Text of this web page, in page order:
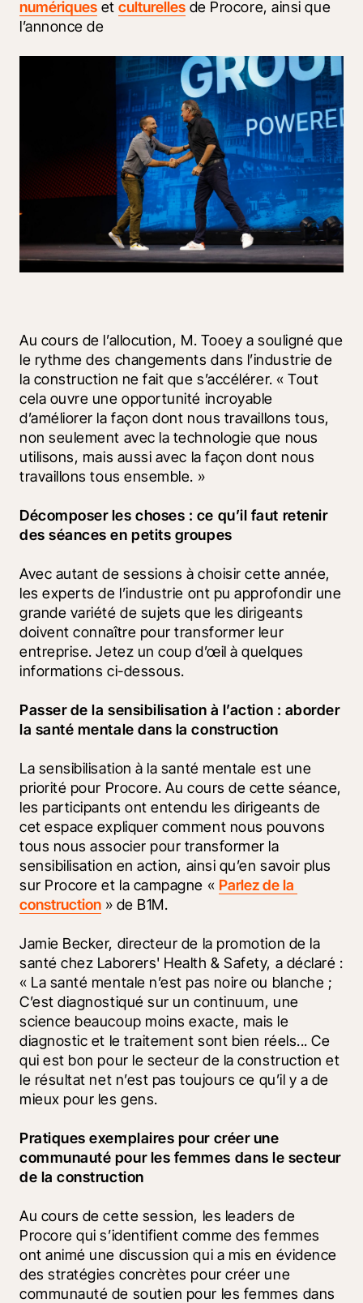
numériques et culturelles de Procore, ainsi que
l’annonce de
Au cours de l’allocution, M. Tooey a souligné que
le rythme des changements dans l’industrie de
la construction ne fait que s’accélérer. « Tout
cela ouvre une opportunité incroyable
d’améliorer la façon dont nous travaillons tous,
non seulement avec la technologie que nous
utilisons, mais aussi avec la façon dont nous
travaillons tous ensemble. »
Décomposer les choses : ce qu’il faut retenir
des séances en petits groupes
Avec autant de sessions à choisir cette année,
les experts de l’industrie ont pu approfondir une
grande variété de sujets que les dirigeants
doivent connaître pour transformer leur
entreprise. Jetez un coup d’œil à quelques
informations ci-dessous.
Passer de la sensibilisation à l’action : aborder
la santé mentale dans la construction
La sensibilisation à la santé mentale est une
priorité pour Procore. Au cours de cette séance,
les participants ont entendu les dirigeants de
cet espace expliquer comment nous pouvons
tous nous associer pour transformer la
sensibilisation en action, ainsi qu’en savoir plus
sur Procore et la campagne « Parlez de la
construction » de B1M.
Jamie Becker, directeur de la promotion de la
santé chez Laborers' Health & Safety, a déclaré :
« La santé mentale n’est pas noire ou blanche ;
C’est diagnostiqué sur un continuum, une
science beaucoup moins exacte, mais le
diagnostic et le traitement sont bien réels... Ce
qui est bon pour le secteur de la construction et
le résultat net n’est pas toujours ce qu’il y a de
mieux pour les gens.
Pratiques exemplaires pour créer une
communauté pour les femmes dans le secteur
de la construction
Au cours de cette session, les leaders de
Procore qui s’identifient comme des femmes
ont animé une discussion qui a mis en évidence
des stratégies concrètes pour créer une
communauté de soutien pour les femmes dans